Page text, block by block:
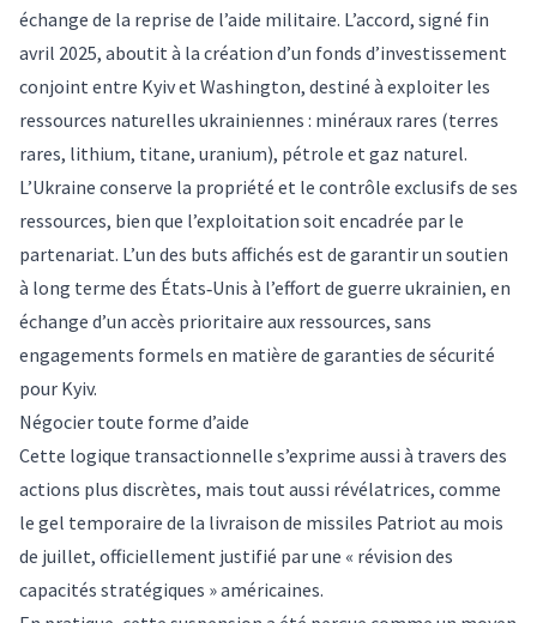
échange de la reprise de l’aide militaire. L’accord, signé fin
avril 2025, aboutit à la création d’un fonds d’investissement
conjoint entre Kyiv et Washington, destiné à exploiter les
ressources naturelles ukrainiennes : minéraux rares (terres
rares, lithium, titane, uranium), pétrole et gaz naturel.
L’Ukraine conserve la propriété et le contrôle exclusifs de ses
ressources, bien que l’exploitation soit encadrée par le
partenariat. L’un des buts affichés est de garantir un soutien
à long terme des États‑Unis à l’effort de guerre ukrainien, en
échange d’un accès prioritaire aux ressources, sans
engagements formels en matière de garanties de sécurité
pour Kyiv.
Négocier toute forme d’aide
Cette logique transactionnelle s’exprime aussi à travers des
actions plus discrètes, mais tout aussi révélatrices, comme
le gel temporaire de la livraison de missiles Patriot au mois
de juillet, officiellement justifié par une « révision des
capacités stratégiques »américaines.